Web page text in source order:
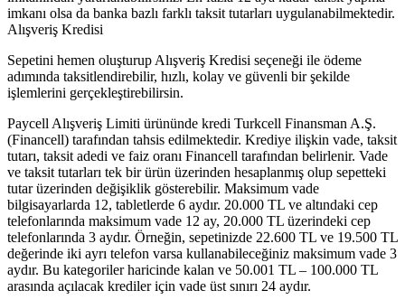
imkanı olsa da banka bazlı farklı taksit tutarları uygulanabilmektedir.
Alışveriş Kredisi
Sepetini hemen oluşturup Alışveriş Kredisi seçeneği ile ödeme
adımında taksitlendirebilir, hızlı, kolay ve güvenli bir şekilde
işlemlerini gerçekleştirebilirsin.
Paycell Alışveriş Limiti ürününde kredi Turkcell Finansman A.Ş.
(Financell) tarafından tahsis edilmektedir. Krediye ilişkin vade, taksit
tutarı, taksit adedi ve faiz oranı Financell tarafından belirlenir. Vade
ve taksit tutarları tek bir ürün üzerinden hesaplanmış olup sepetteki
tutar üzerinden değişiklik gösterebilir. Maksimum vade
bilgisayarlarda 12, tabletlerde 6 aydır. 20.000 TL ve altındaki cep
telefonlarında maksimum vade 12 ay, 20.000 TL üzerindeki cep
telefonlarında 3 aydır. Örneğin, sepetinizde 22.600 TL ve 19.500 TL
değerinde iki ayrı telefon varsa kullanabileceğiniz maksimum vade 3
aydır. Bu kategoriler haricinde kalan ve 50.001 TL – 100.000 TL
arasında açılacak krediler için vade üst sınırı 24 aydır.